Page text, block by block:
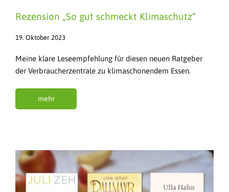
Rezension „So gut schmeckt Klimaschutz“
19. Oktober 2023
Meine klare Leseempfehlung für diesen neuen Ratgeber
der Verbraucherzentrale zu klimaschonendem Essen.
mehr